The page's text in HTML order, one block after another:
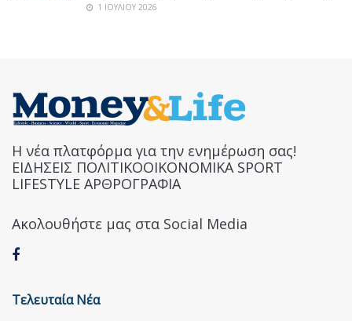
1 ΙΟΥΛΊΟΥ 2026
Η νέα πλατφόρμα για την ενημέρωση σας!
ΕΙΔΗΣΕΙΣ ΠΟΛΙΤΙΚΟΟΙΚΟΝΟΜΙΚΑ SPORT
LIFESTYLE ΑΡΘΡΟΓΡΑΦΙΑ
Ακολουθήστε μας στα Social Media
Τελευταία Νέα